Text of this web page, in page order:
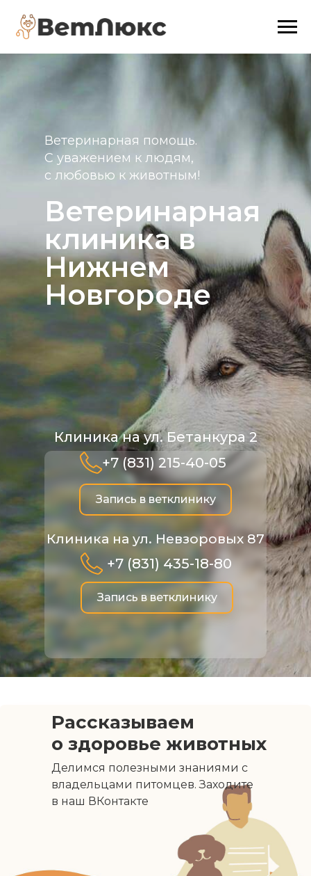
+7 (831) 435-18-80
Запись в ветклинику
Клиника на ул. Невзоровых 87
+7 (831) 215-40-05
Запись в ветклинику
Клиника на ул. Бетанкура 2
Ветеринарная помощь.
С уважением к людям,
с любовью к животным!
Ветеринарная
клиника в
Нижнем
Новгороде
Рассказываем
о здоровье животных
Делимся полезными знаниями с
владельцами питомцев. Заходите
в наш ВКонтакте